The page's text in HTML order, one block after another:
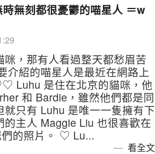
無刻都很憂鬱的喵星人 ＝w
，那有人看過整天都愁眉苦
介紹的喵星人是最近在網路上
Luhu 是住在北京的貓咪，他
和 Bardie，雖然他們都是同
只有 Luhu 是唯一一隻擁有下
主人 Maggie Liu 也很喜歡在
的照片。 ♡ Lu...
看全文